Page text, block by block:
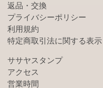
返品・交換
プライバシーポリシー
利用規約
特定商取引法に関する表示
ササヤスタンプ
アクセス
営業時間